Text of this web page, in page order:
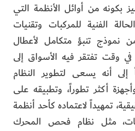
بكونه من أوائل الأنظمة التي
الفنية للمركبات وتقنيات
نموذج تنبؤ متكامل لأعطال
وقت تفتقر فيه الأسواق إلى
إلى أنه يسعى لتطوير النظام
أكثر تطوراً، وتطبيقه على
تمهيداً لاعتماده كأحد أنظمة
مثل نظام فحص المحرك